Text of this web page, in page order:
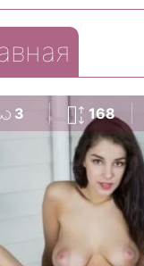
3 168